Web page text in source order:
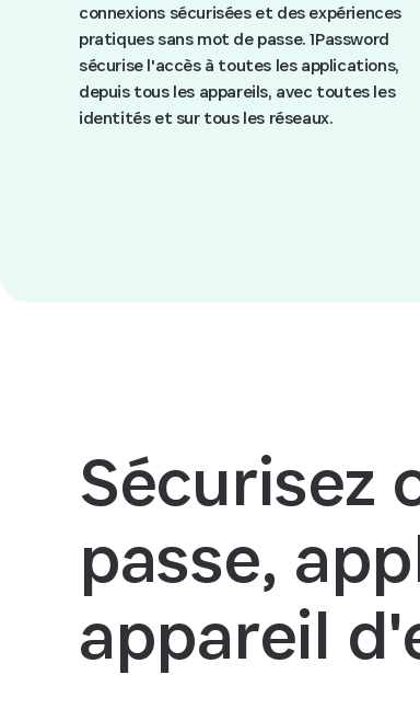
connexions sécurisées et des expériences
pratiques sans mot de passe. 1Password
sécurise l'accès à toutes les applications,
depuis tous les appareils, avec toutes les
identités et sur tous les réseaux.
Sécurisez
passe,
appareil